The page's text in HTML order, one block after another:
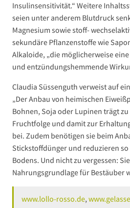
Insulinsensitivität.“ Weitere
seien unter anderem Blutdruck
Magnesium sowie stoff-
sekundäre Pflanzenstoffe wie
Alkaloide, „die möglicherweise
und entzündungshemmende
Claudia Süssenguth verweist auf
„Der Anbau von heimischen
Bohnen, Soja oder Lupinen trägt
Fruchtfolge und damit zur
bei. Zudem benötigen sie beim
Stickstoffdünger und reduzieren so
Bodens. Und nicht zu vergessen:
Nahrungsgrundlage für Bestäuber
www.lollo-rosso.de,